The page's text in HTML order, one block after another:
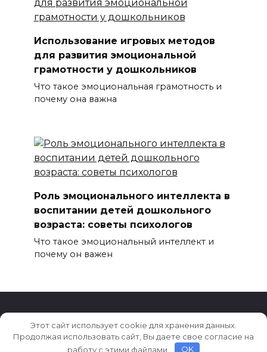
Использование игровых методов
для развития эмоциональной
грамотности у дошкольников
Что такое эмоциональная грамотность и
почему она важна
Роль эмоционального интеллекта в
воспитании детей дошкольного
возраста: советы психологов
Что такое эмоциональный интеллект и
почему он важен
© 2026 Семья и Дети
Этот сайт использует cookie для хранения данных.
Продолжая использовать сайт, Вы даете свое согласие на
работу с этими файлами.
OK